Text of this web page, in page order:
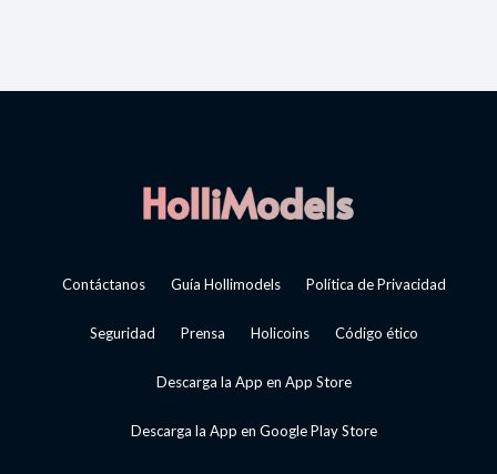
Contáctanos Guía Hollimodels Política de Privacidad
Seguridad Prensa Holicoins Código ético
Descarga la App en App Store
Descarga la App en Google Play Store